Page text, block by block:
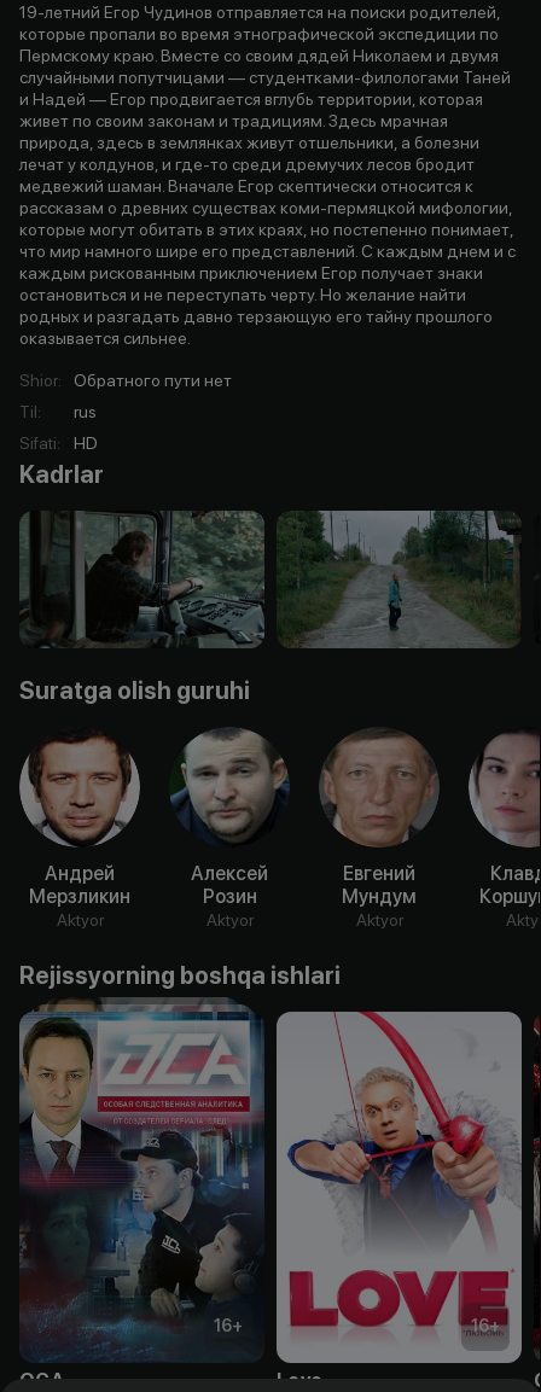
19-летний Егор Чудинов отправляется на поиски родителей,
которые пропали во время этнографической экспедиции по
Пермскому краю. Вместе со своим дядей Николаем и двумя
случайными попутчицами — студентками-филологами Таней
и Надей — Егор продвигается вглубь территории, которая
живет по своим законам и традициям. Здесь мрачная
природа, здесь в землянках живут отшельники, а болезни
лечат у колдунов, и где-то среди дремучих лесов бродит
медвежий шаман. Вначале Егор скептически относится к
рассказам о древних существах коми-пермяцкой мифологии,
которые могут обитать в этих краях, но постепенно понимает,
что мир намного шире его представлений. С каждым днем и с
каждым рискованным приключением Егор получает знаки
остановиться и не переступать черту. Но желание найти
родных и разгадать давно терзающую его тайну прошлого
оказывается сильнее.
Shior:
Обратного пути нет
Til:
rus
Sifati: HD
Kadrlar
Suratga olish guruhi
Андрей
Мерзликин
Aktyor
Алексей
Розин
Aktyor
Евгений
Мундум
Aktyor
Rejissyorning boshqa ishlari
16+
ОСА
16+
Love